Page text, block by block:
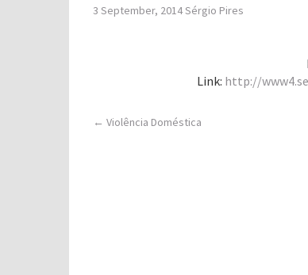
3 September, 2014Sérgio Pires
Link: http://
Post
← Violência Doméstica